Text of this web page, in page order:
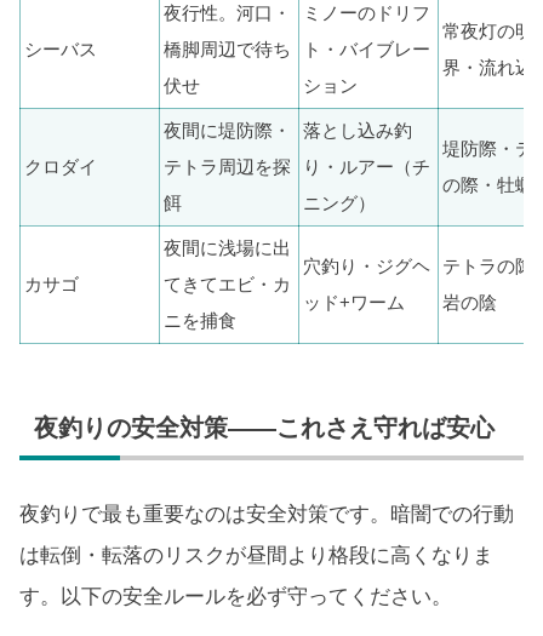
シーバス
夜行性。河口・
橋脚周辺で待ち
伏せ
ミノーのドリフ
ト・バイブレー
ション
常夜灯の明
界・流れ込
クロダイ
夜間に堤防際・
テトラ周辺を探
餌
落とし込み釣
り・ルアー（チ
ニング）
堤防際・テ
の際・牡蠣
カサゴ
夜間に浅場に出
てきてエビ・カ
ニを捕食
穴釣り・ジグヘ
ッド+ワーム
テトラの隙
岩の陰
夜釣りの安全対策——これさえ守れば安心
夜釣りで最も重要なのは安全対策です。暗闇での行動
は転倒・転落のリスクが昼間より格段に高くなりま
す。以下の安全ルールを必ず守ってください。